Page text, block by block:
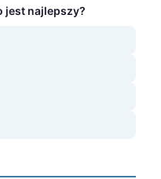
jest najlepszy?